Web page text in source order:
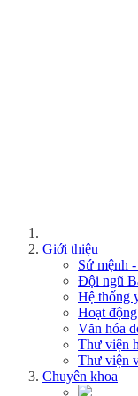
Giới thiệu
Sứ mệnh
Đội ngũ
Hệ thống
Hoạt
Văn hóa
Thư viện
Thư viện
Chuyên khoa